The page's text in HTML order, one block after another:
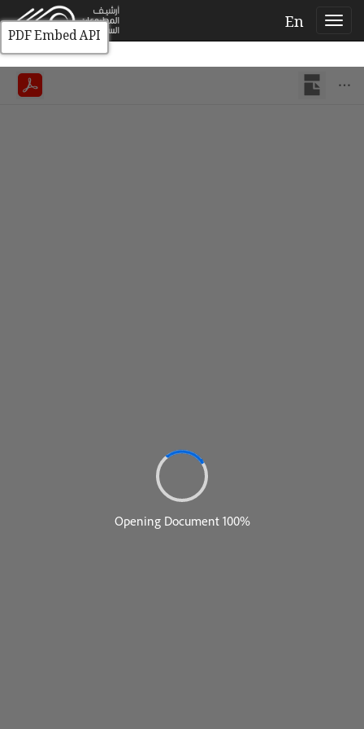
En
PDF Embed API